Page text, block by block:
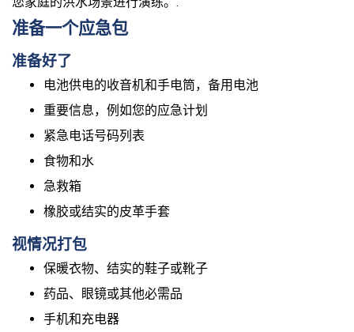
准备一个应急包
准备好了
电池供电的收音机和手电筒，备用电池
重要信息，例如您的应急计划
紧急电话号码列表
食物和水
急救箱
橡胶或结实的皮革手套
视情况打包
保暖衣物、结实的鞋子或靴子
药品、眼镜或其他必需品
手机和充电器